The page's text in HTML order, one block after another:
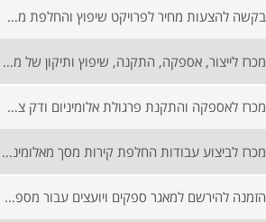
בקשה להצעות מחיר לפרויקט שיפוץ והחלפת מעטפת קירות אלומיניום ומערכת קירוי בריכת שחייה
מכרז לייצור, אספקה, התקנה, שיפוץ ותיקון של מערכות אלומיניום בצפון הארץ
מכרז לאספקה והתקנת פרגולת אלומיניום ודק צמנטי בכפר הנופש אשקלון
מכרז לביצוע עבודות החלפת קירות מסך מאלומיניום כולל חלונות בהיקף המבנה בבניין משרדים לרבות טיפול באיטום בגג המבנה (100 ג-1)
הזמנה להירשם למאגר ספקים ויועצים עבור מספר רשויות בצפון